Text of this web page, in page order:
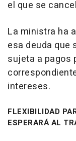
el que se
La ministra ha
esa deuda que
sujeta a pagos
intereses.
FLEXIBILIDAD
ESPERARÁ AL